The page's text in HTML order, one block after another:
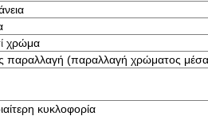
χρώμα
παραλλαγή (παραλλαγή χρώματος μέσα
κυκλοφορία